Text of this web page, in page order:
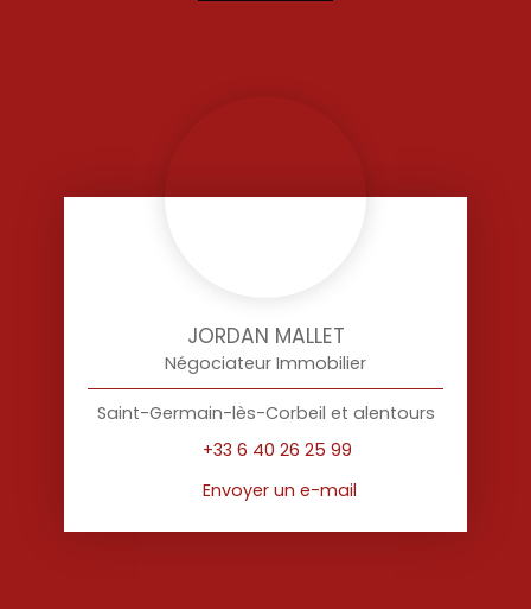
JORDAN MALLET
Négociateur Immobilier
Saint-Germain-lès-Corbeil et alentours
+33 6 40 26 25 99
Envoyer un e-mail